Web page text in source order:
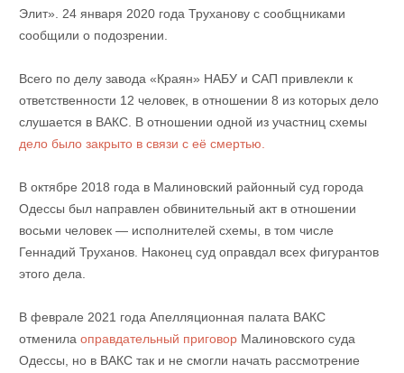
Элит». 24 января 2020 года Труханову с сообщниками
сообщили о подозрении.
Всего по делу завода «Краян» НАБУ и САП привлекли к
ответственности 12 человек, в отношении 8 из которых дело
слушается в ВАКС. В отношении одной из участниц схемы
дело было закрыто в связи с её смертью.
В октябре 2018 года в Малиновский районный суд города
Одессы был направлен обвинительный акт в отношении
восьми человек — исполнителей схемы, в том числе
Геннадий Труханов. Наконец суд оправдал всех фигурантов
этого дела.
В феврале 2021 года Апелляционная палата ВАКС
отменила оправдательный приговорМалиновского суда
Одессы, но в ВАКС так и не смогли начать рассмотрение